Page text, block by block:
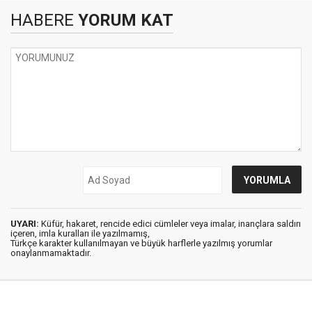
HABERE YORUM KAT
UYARI: Küfür, hakaret, rencide edici cümleler veya imalar, inançlara saldırı
içeren, imla kuralları ile yazılmamış,
Türkçe karakter kullanılmayan ve büyük harflerle yazılmış yorumlar
onaylanmamaktadır.